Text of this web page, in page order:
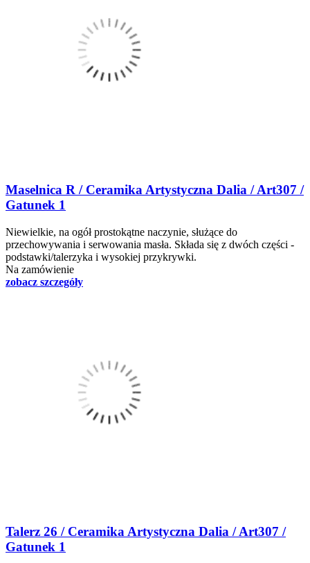
Maselnica R / Ceramika Artystyczna Dalia / Art307 /
Gatunek 1
Niewielkie, na ogół prostokątne naczynie, służące do
przechowywania i serwowania masła. Składa się z dwóch części -
podstawki/talerzyka i wysokiej przykrywki.
Na zamówienie
zobacz szczegóły
Talerz 26 / Ceramika Artystyczna Dalia / Art307 /
Gatunek 1